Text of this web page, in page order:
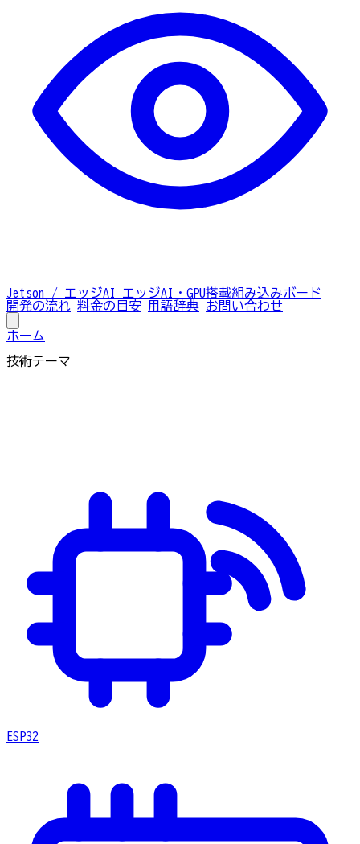
Jetson / エッジAI
エッジAI・GPU搭載組み込みボード
開発の流れ 料金の目安 用語辞典 お問い合わせ
ホーム
技術テーマ
ESP32